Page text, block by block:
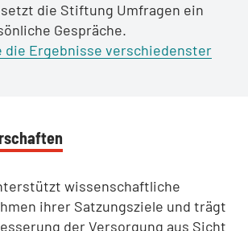
die Stiftung Umfragen ein
Gespräche.
die Ergebnisse verschiedenster
wissenschaftliche
ihrer Satzungsziele und trägt
der Versorgung aus Sicht